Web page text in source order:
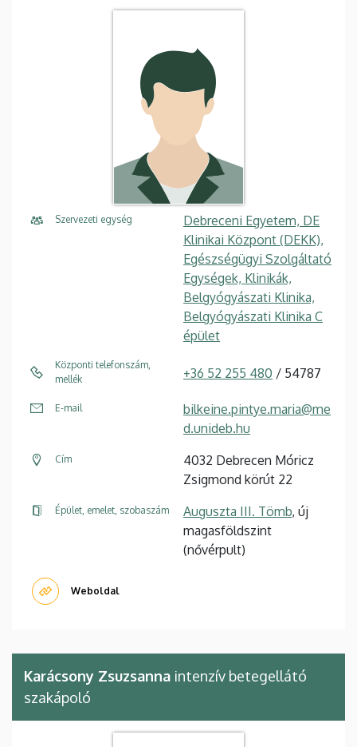
Szervezeti egység
Debreceni Egyetem, DE
Klinikai Központ (DEKK),
Egészségügyi Szolgáltató
Egységek, Klinikák,
Belgyógyászati Klinika,
Belgyógyászati Klinika C
épület
Központi telefonszám,
mellék
+36 52 255 480 / 54787
E-mail
bilkeine.pintye.maria@me
d.unideb.hu
Cím
4032 Debrecen Móricz
Zsigmond körút 22
Épület, emelet, szobaszám Auguszta III. Tömb, új
magasföldszint
(nővérpult)
Weboldal
Karácsony Zsuzsanna intenzív betegellátó
szakápoló